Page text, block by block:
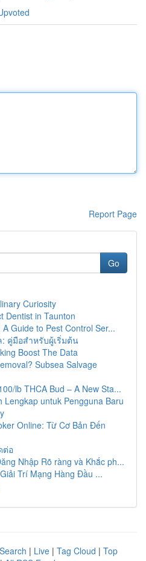
Report Page
Go
Curiosity
Dentist in Taunton
Guide to Pest Control Ser...
คู่มือสำหรับผู้เริ่มต้น
Boost The Data
Subsea Salvage
lb THCA Bud – A New Sta...
Lengkap untuk Pengguna Baru
Online: Từ Cơ Bản Đến
ต่อ
Nhập Rõ ràng và Khắc ph...
Trí Mạng Hàng Đầu ...
| Live | Tag Cloud | Top